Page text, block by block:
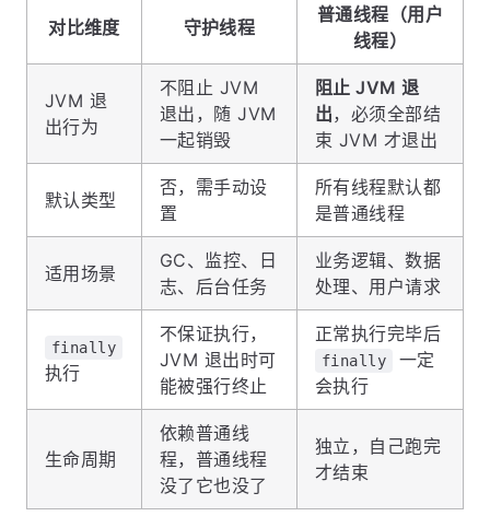
对比维度 守护线程
普通线程（用户
线程）
JVM 退
出行为
不阻止 JVM
退出，随 JVM
一起销毁
阻止 JVM 退
出，必须全部结
束 JVM 才退出
默认类型
否，需手动设
置
所有线程默认都
是普通线程
适用场景
GC、监控、日
志、后台任务
业务逻辑、数据
处理、用户请求
finally
执行
不保证执行，
JVM 退出时可
能被强行终止
正常执行完毕后
finally
一定
会执行
生命周期
依赖普通线
程，普通线程
没了它也没了
独立，自己跑完
才结束